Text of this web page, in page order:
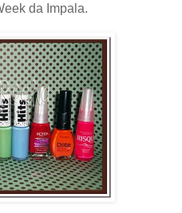
da Impala.